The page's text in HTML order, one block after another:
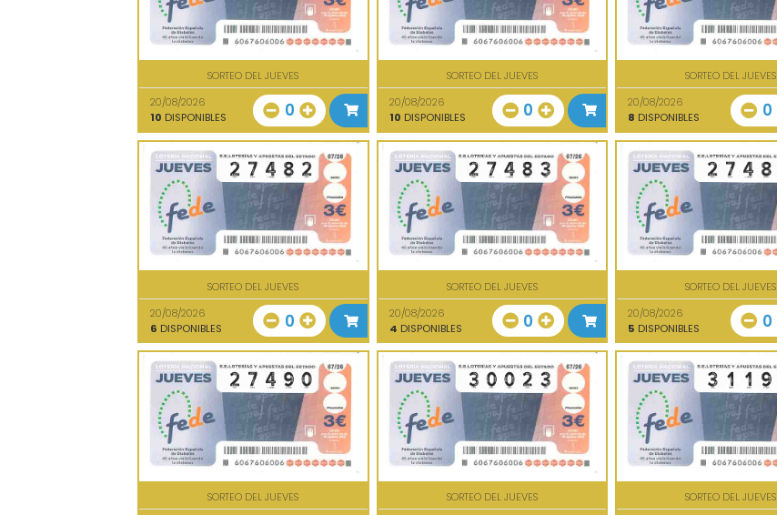
SORTEO DEL JUEVES
20/08/2026
10 DISPONIBLES 0
SORTEO DEL JUEVES
20/08/2026
10 DISPONIBLES 0
SORTEO DEL JUEVES
20/08/2026
8 DISPONIBLES 0
SORTEO DEL JUEVES
20/08/2026
6 DISPONIBLES 0
SORTEO DEL JUEVES
20/08/2026
4 DISPONIBLES 0
SORTEO DEL JUEVES
20/08/2026
5 DISPONIBLES 0
SORTEO DEL JUEVES
SORTEO DEL JUEVES
SORTEO DEL JUEVES